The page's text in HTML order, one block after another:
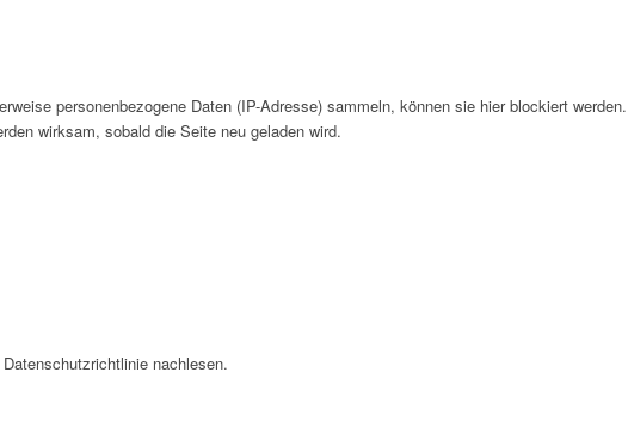
personenbezogene Daten (IP-Adresse) sammeln, können sie hier blockiert
wirksam, sobald die Seite neu geladen wird.
nachlesen.